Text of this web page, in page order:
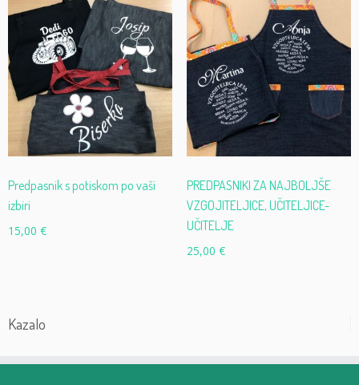
Predpasnik s potiskom po vaši
izbiri
15,00 €
PREDPASNIKI ZA NAJBOLJŠE
VZGOJITELJICE, UČITELJICE-
UČITELJE
25,00 €
Kazalo